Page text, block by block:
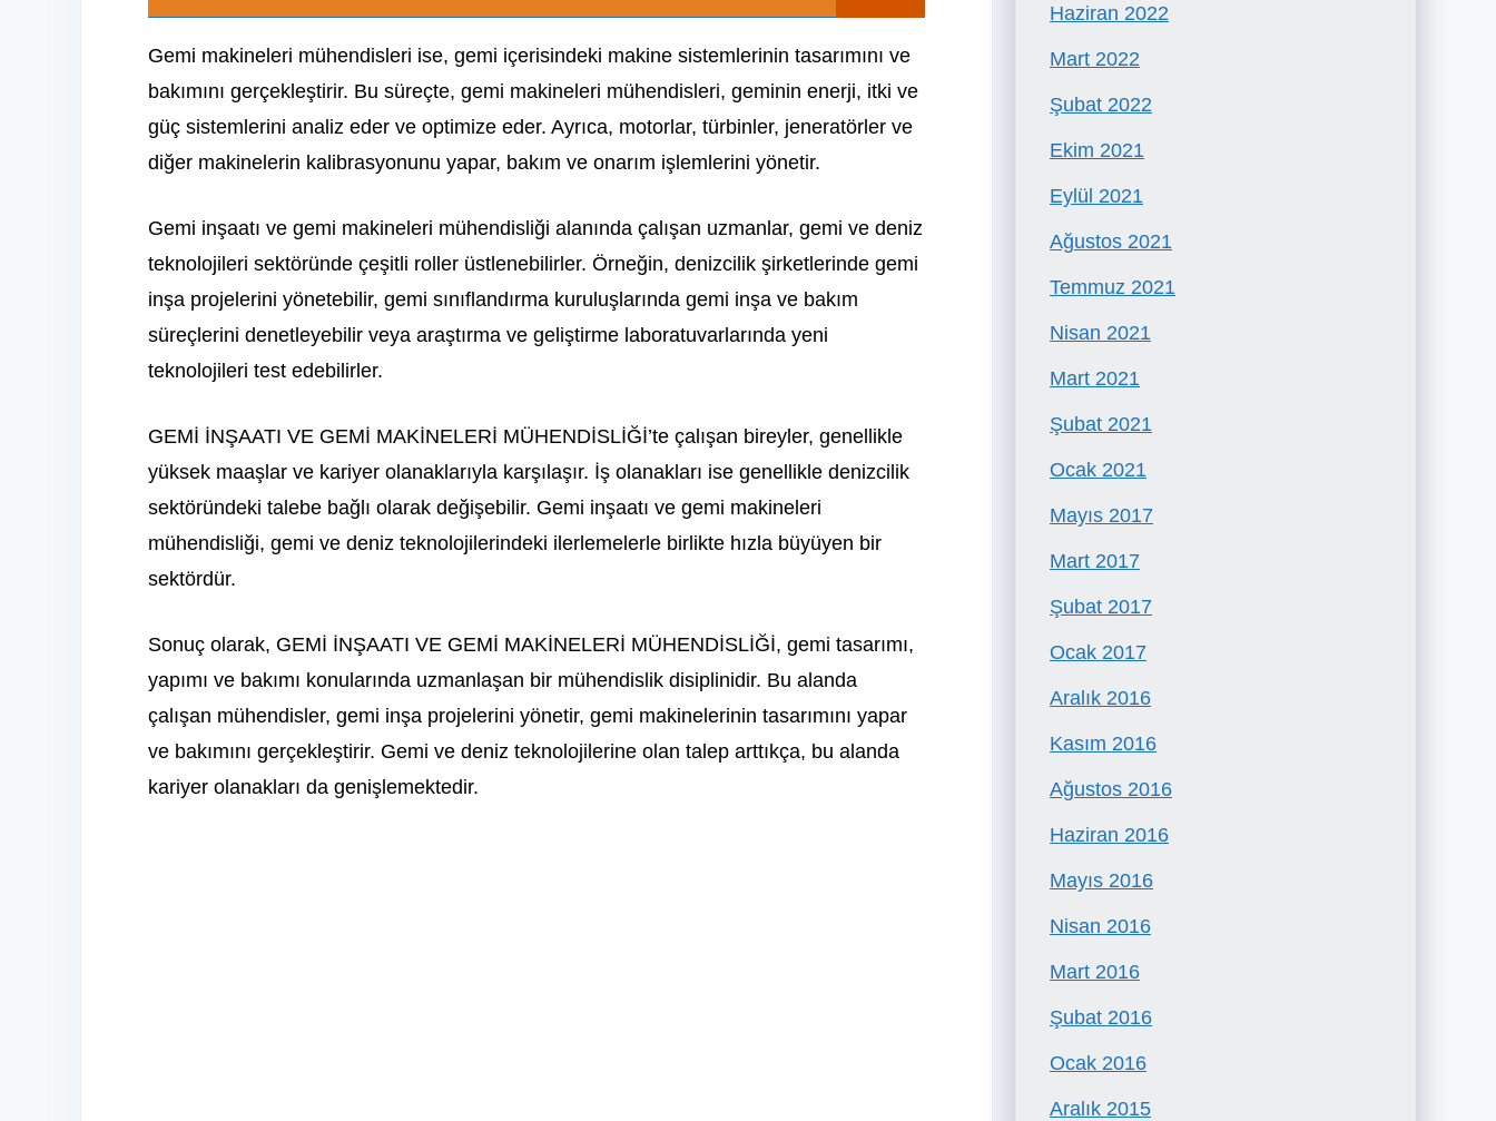
Gemi makineleri mühendisleri ise, gemi içerisindeki makine sistemlerinin tasarımını ve
bakımını gerçekleştirir. Bu süreçte, gemi makineleri mühendisleri, geminin enerji, itki ve
güç sistemlerini analiz eder ve optimize eder. Ayrıca, motorlar, türbinler, jeneratörler ve
diğer makinelerin kalibrasyonunu yapar, bakım ve onarım işlemlerini yönetir.
Gemi inşaatı ve gemi makineleri mühendisliği alanında çalışan uzmanlar, gemi ve deniz
teknolojileri sektöründe çeşitli roller üstlenebilirler. Örneğin, denizcilik şirketlerinde gemi
inşa projelerini yönetebilir, gemi sınıflandırma kuruluşlarında gemi inşa ve bakım
süreçlerini denetleyebilir veya araştırma ve geliştirme laboratuvarlarında yeni
teknolojileri test edebilirler.
GEMİ İNŞAATI VE GEMİ MAKİNELERİ MÜHENDİSLİĞİ’te çalışan bireyler, genellikle
yüksek maaşlar ve kariyer olanaklarıyla karşılaşır. İş olanakları ise genellikle denizcilik
sektöründeki talebe bağlı olarak değişebilir. Gemi inşaatı ve gemi makineleri
mühendisliği, gemi ve deniz teknolojilerindeki ilerlemelerle birlikte hızla büyüyen bir
sektördür.
Sonuç olarak, GEMİ İNŞAATI VE GEMİ MAKİNELERİ MÜHENDİSLİĞİ, gemi tasarımı,
yapımı ve bakımı konularında uzmanlaşan bir mühendislik disiplinidir. Bu alanda
çalışan mühendisler, gemi inşa projelerini yönetir, gemi makinelerinin tasarımını yapar
ve bakımını gerçekleştirir. Gemi ve deniz teknolojilerine olan talep arttıkça, bu alanda
kariyer olanakları da genişlemektedir.
Haziran 2022
Mart 2022
Şubat 2022
Ekim 2021
Eylül 2021
Ağustos 2021
Temmuz 2021
Nisan 2021
Mart 2021
Şubat 2021
Ocak 2021
Mayıs 2017
Mart 2017
Şubat 2017
Ocak 2017
Aralık 2016
Kasım 2016
Ağustos 2016
Haziran 2016
Mayıs 2016
Nisan 2016
Mart 2016
Şubat 2016
Ocak 2016
Aralık 2015